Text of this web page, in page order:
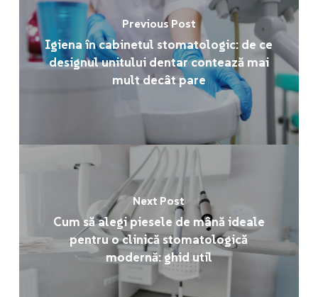
Previous Post
Igiena în cabinetul stomatologic: de ce
designul unitului dentar contează mai
mult decât pare
Next Post
Cum să alegi piesele de mână ideale
pentru o clinică stomatologică
modernă: ghid util